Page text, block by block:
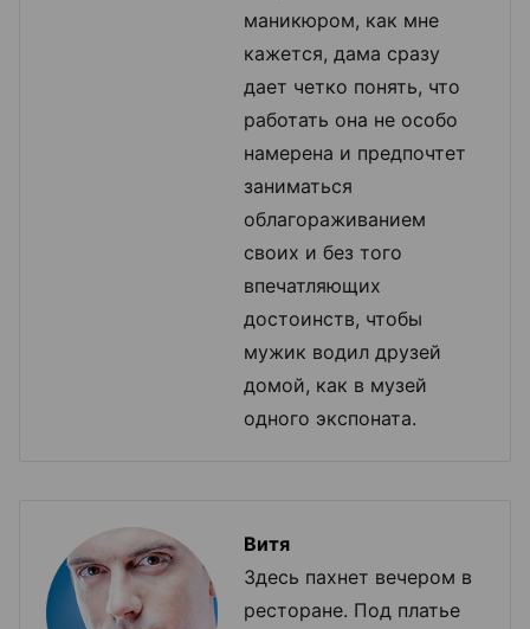
маникюром, как мне
кажется, дама сразу
дает четко понять, что
работать она не особо
намерена и предпочтет
заниматься
облагораживанием
своих и без того
впечатляющих
достоинств, чтобы
мужик водил друзей
домой, как в музей
одного экспоната.
Витя
Здесь пахнет вечером в
ресторане. Под платье